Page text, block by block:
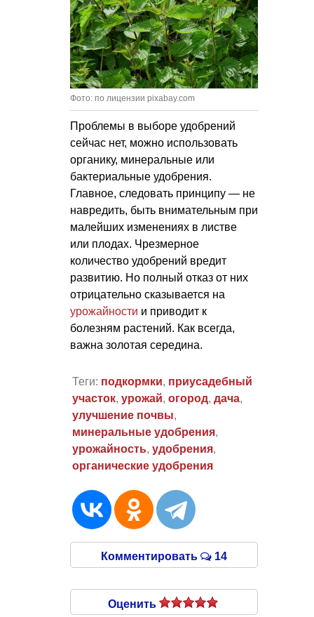
Фото: по лицензии pixabay.com
Проблемы в выборе удобрений
сейчас нет, можно использовать
органику, минеральные или
бактериальные удобрения.
Главное, следовать принципу — не
навредить, быть внимательным при
малейших изменениях в листве
или плодах. Чрезмерное
количество удобрений вредит
развитию. Но полный отказ от них
отрицательно сказывается на
урожайности и приводит к
болезням растений. Как всегда,
важна золотая середина.
Теги: подкормки, приусадебный
участок, урожай, огород, дача,
улучшение почвы,
минеральные удобрения,
урожайность, удобрения,
органические удобрения
Комментировать 14
Оценить